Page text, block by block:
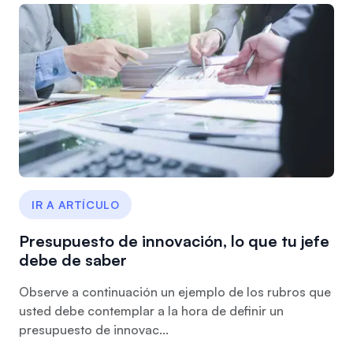
IR A ARTÍCULO
Presupuesto de innovación, lo que tu jefe
debe de saber
Observe a continuación un ejemplo de los rubros que
usted debe contemplar a la hora de definir un
presupuesto de innovac...